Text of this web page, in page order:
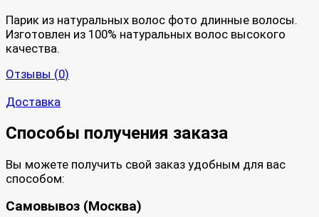
Парик из натуральных волос фото длинные волосы.
Изготовлен из 100% натуральных волос высокого
качества.
Отзывы (0)
Доставка
Способы получения заказа
Вы можете получить свой заказ удобным для вас
способом:
Самовывоз (Москва)